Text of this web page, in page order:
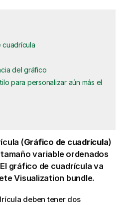
del gráfico
para personalizar aún más el
(Gráfico de cuadrícula)
variable ordenados
gráfico de cuadrícula va
Visualization bundle.
deben tener dos